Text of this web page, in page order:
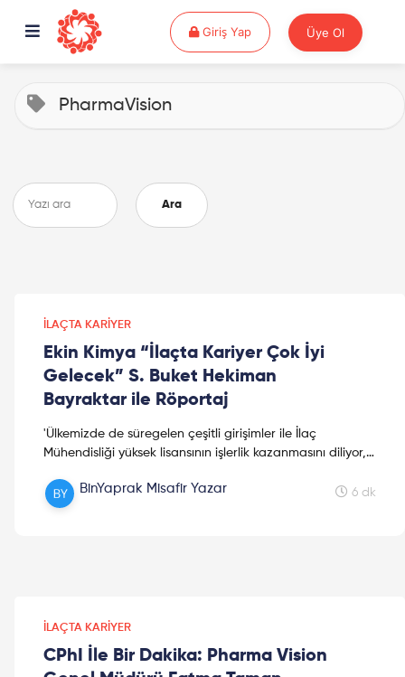
Giriş YapGiriş Yap Üye Ol
PharmaVision
Ara
İLAÇTA KARIYER
Ekin Kimya “İlaçta Kariyer Çok İyi
Gelecek” S. Buket Hekiman
Bayraktar ile Röportaj
'Ülkemizde de süregelen çeşitli girişimler ile İlaç
Mühendisliği yüksek lisansının işlerlik kazanmasını diliyor,
dalı olacağına inanıyorum.' İlaç Sektörü'nde Kariyer'e
dair Buket Hanım ile yaptığımız röportaj dileriz sizlerin de
BinYaprak Misafir Yazar 6 dk
İLAÇTA KARIYER
CPhI İle Bir Dakika: Pharma Vision